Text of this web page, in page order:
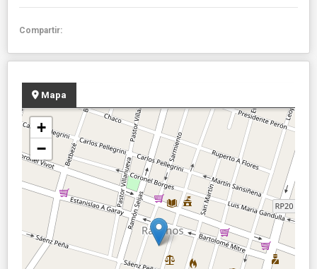
Compartir:
Mapa
+
−